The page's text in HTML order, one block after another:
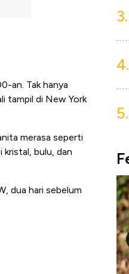
an. Tak hanya
tampil di New York
merasa seperti
kristal, bulu, dan
dua hari sebelum
3.
4.
5.